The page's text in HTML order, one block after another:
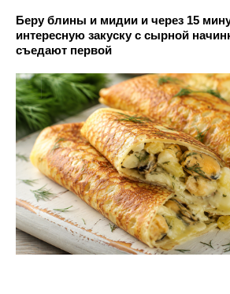
Беру блины и мидии и через 15
интересную закуску с сырной
съедают первой